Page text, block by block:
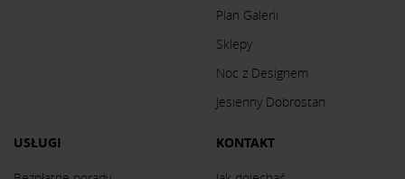
Plan Galerii
Sklepy
Noc z Designem
Jesienny Dobrostan
USŁUGI KONTAKT